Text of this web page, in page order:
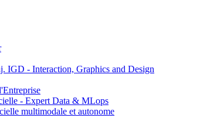
- Interaction, Graphics and Design
- Expert Data & MLops
multimodale et autonome